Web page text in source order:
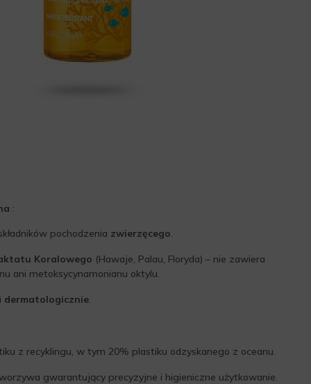
:
pochodzenia zwierzęcego.
Koralowego (Hawaje, Palau, Floryda) – nie zawiera
ani metoksycynamonianu oktylu.
dermatologicznie.
z recyklingu, w tym 20% plastiku odzyskanego z oceanu.
gwarantujący precyzyjne i higieniczne użytkowanie.